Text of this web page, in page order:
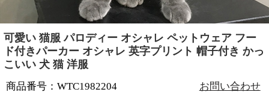
可愛い 猫服 パロディー オシャレ ペットウェア フー
ド付きパーカー オシャレ 英字プリント 帽子付き かっ
こいい 犬 猫 洋服
商品番号：WTC1982204 お問い合わせ